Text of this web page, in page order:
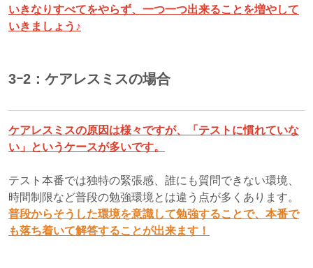
いきなりすべてをやらず、一つ一つ出来ることを増やして
いきましょう♪
3ｰ2：ケアレスミスの場合
ケアレスミスの原因は様々ですが、「テストに慣れていな
い」というケースが多いです。
テスト本番では独特の緊張感、誰にも質問できない環境、
時間制限など普段の勉強環境とは違う点が多くあります。
普段からそうした環境を意識して勉強することで、本番で
も落ち着いて解答することが出来ます！